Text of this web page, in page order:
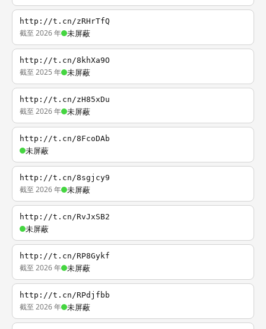
http://t.cn/zRHrTfQ
截至 2026 年 未屏蔽
http://t.cn/8khXa9O
截至 2025 年 未屏蔽
http://t.cn/zH85xDu
截至 2026 年 未屏蔽
http://t.cn/8FcoDAb
未屏蔽
http://t.cn/8sgjcy9
截至 2026 年 未屏蔽
http://t.cn/RvJxSB2
未屏蔽
http://t.cn/RP8Gykf
截至 2026 年 未屏蔽
http://t.cn/RPdjfbb
截至 2026 年 未屏蔽